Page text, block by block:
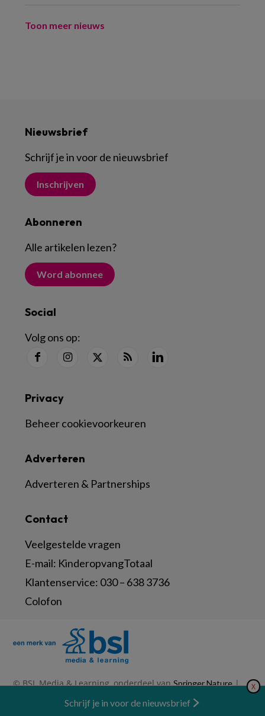
Toon meer nieuws
Nieuwsbrief
Schrijf je in voor de nieuwsbrief
Inschrijven
Abonneren
Alle artikelen lezen?
Word abonnee
Social
Volg ons op:
Contact
Veelgestelde vragen
E-mail: KinderopvangTotaal
Klantenservice: 030 – 638 3736
Colofon
Adverteren
Adverteren & Partnerships
Privacy
Beheer cookievoorkeuren
© BSL Media & Learning, onderdeel vanSpringer Nature| X
Schrijf je in voor de nieuwsbrief
Nieuwsbrief Abonneren